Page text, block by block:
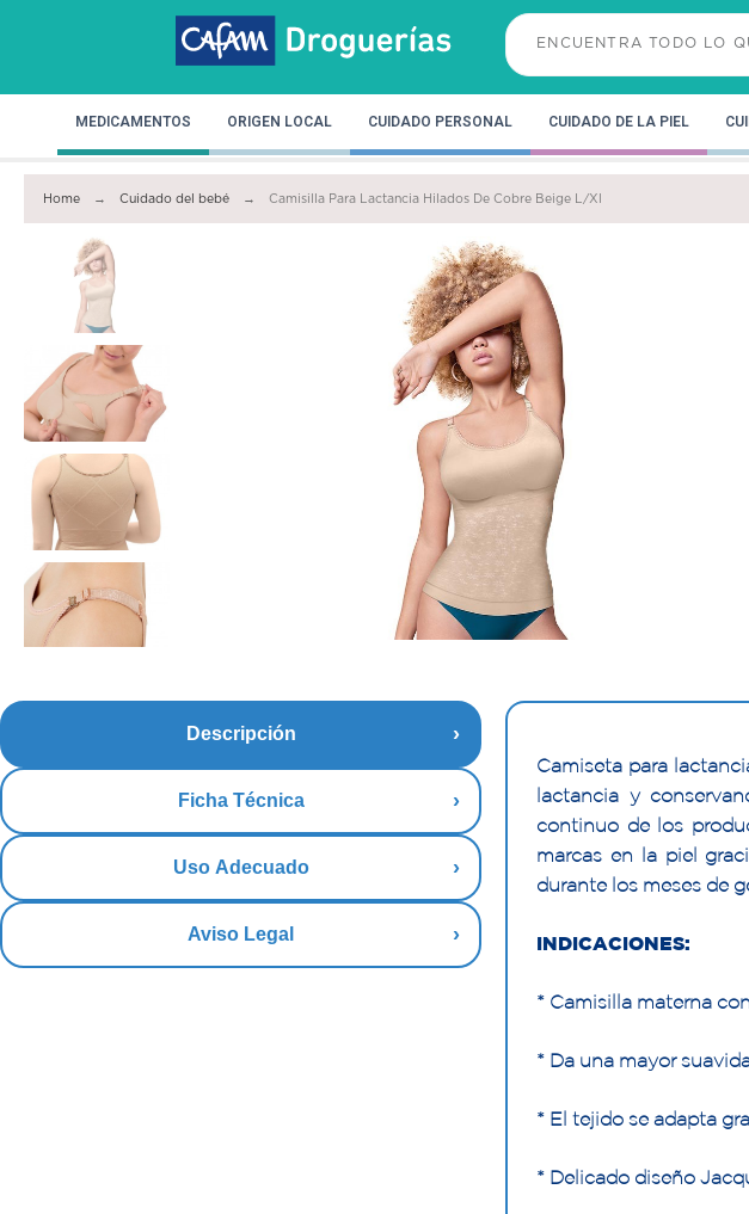
MEDICAMENTOS ORIGEN LOCAL CUIDADO PERSONAL CUIDADO DE LA PIEL
Home Cuidado del bebé Camisilla Para Lactancia Hilados De Cobre Beige L/Xl
Descripción
Ficha Técnica
Uso Adecuado
Aviso Legal
Camiseta para
lactancia y
continuo de los
marcas en la piel
durante los meses de
INDICACIONES:
* Camisilla materna
* Da una mayor
* El tejido se adapta
* Delicado diseño